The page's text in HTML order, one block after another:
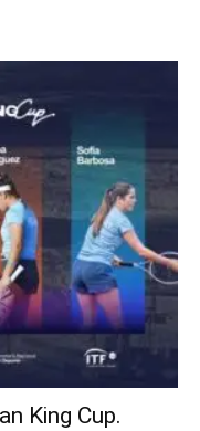
King Cup.